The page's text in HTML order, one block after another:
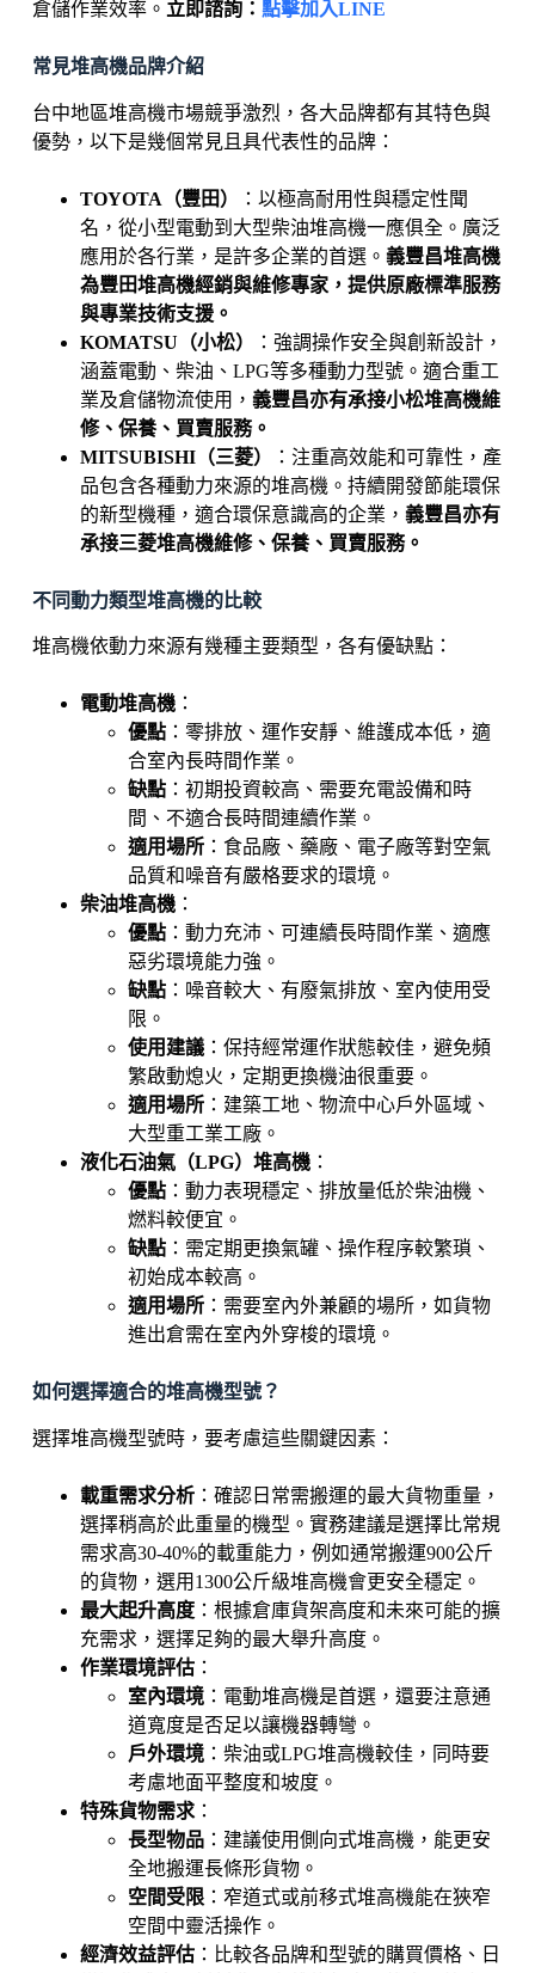
倉儲作業效率。 立即諮詢： 點擊加入LINE
常見堆高機品牌介紹
台中地區堆高機市場競爭激烈，各大品牌都有其特色與
優勢，以下是幾個常見且具代表性的品牌：
TOYOTA（豐田）
：以極高耐用性與穩定性聞
名，從小型電動到大型柴油堆高機一應俱全。廣泛
應用於各行業，是許多企業的首選。 義豐昌堆高機
為豐田堆高機經銷與維修專家，提供原廠標準服務
與專業技術支援。
KOMATSU（小松）
：強調操作安全與創新設計，
涵蓋電動、柴油、LPG等多種動力型號。適合重工
業及倉儲物流使用， 義豐昌亦有承接小松堆高機維
修、保養、買賣服務。
MITSUBISHI（三菱）
：注重高效能和可靠性，產
品包含各種動力來源的堆高機。持續開發節能環保
的新型機種，適合環保意識高的企業， 義豐昌亦有
承接三菱堆高機維修、保養、買賣服務。
不同動力類型堆高機的比較
堆高機依動力來源有幾種主要類型，各有優缺點：
電動堆高機：
優點：零排放、運作安靜、維護成本低，適
合室內長時間作業。
缺點：初期投資較高、需要充電設備和時
間、不適合長時間連續作業。
適用場所：食品廠、藥廠、電子廠等對空氣
品質和噪音有嚴格要求的環境。
柴油堆高機：
優點：動力充沛、可連續長時間作業、適應
惡劣環境能力強。
缺點：噪音較大、有廢氣排放、室內使用受
限。
使用建議：保持經常運作狀態較佳，避免頻
繁啟動熄火，定期更換機油很重要。
適用場所：建築工地、物流中心戶外區域、
大型重工業工廠。
液化石油氣（LPG）堆高機：
優點：動力表現穩定、排放量低於柴油機、
燃料較便宜。
缺點：需定期更換氣罐、操作程序較繁瑣、
初始成本較高。
適用場所：需要室內外兼顧的場所，如貨物
進出倉需在室內外穿梭的環境。
如何選擇適合的堆高機型號？
選擇堆高機型號時，要考慮這些關鍵因素：
載重需求分析：確認日常需搬運的最大貨物重量，
選擇稍高於此重量的機型。實務建議是選擇比常規
需求高30-40%的載重能力，例如通常搬運900公斤
的貨物，選用1300公斤級堆高機會更安全穩定。
最大起升高度：根據倉庫貨架高度和未來可能的擴
充需求，選擇足夠的最大舉升高度。
作業環境評估：
室內環境：電動堆高機是首選，還要注意通
道寬度是否足以讓機器轉彎。
戶外環境：柴油或LPG堆高機較佳，同時要
考慮地面平整度和坡度。
特殊貨物需求：
長型物品：建議使用側向式堆高機，能更安
全地搬運長條形貨物。
空間受限：窄道式或前移式堆高機能在狹窄
空間中靈活操作。
經濟效益評估：比較各品牌和型號的購買價格、日